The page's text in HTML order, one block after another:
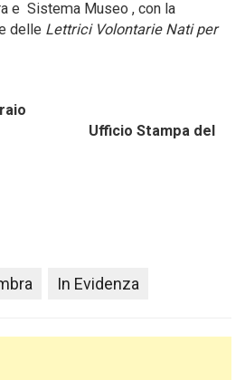
e Sistema Museo , con la
delle Lettrici Volontarie Nati per
Stampa del
In Evidenza